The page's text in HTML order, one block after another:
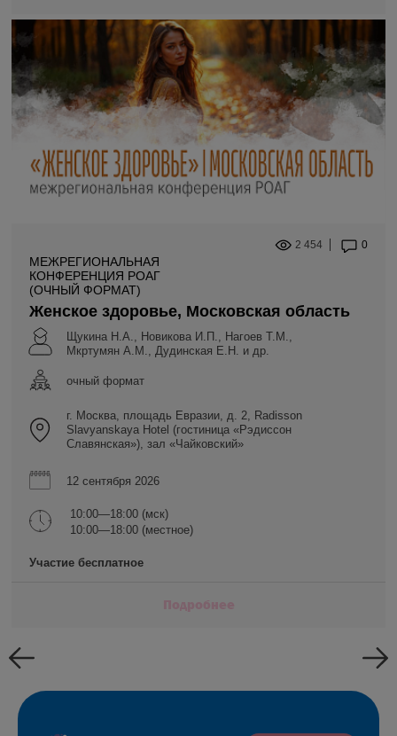
2 454 0
МЕЖРЕГИОНАЛЬНАЯ
КОНФЕРЕНЦИЯ РОАГ
(ОЧНЫЙ ФОРМАТ)
Женское здоровье, Московская область
Щукина Н.А., Новикова И.П., Нагоев Т.М.,
Мкртумян А.М., Дудинская Е.Н. и др.
очный формат
г. Москва, площадь Евразии, д. 2, Radisson
Slavyanskaya Hotel (гостиница «Рэдиссон
Славянская»), зал «Чайковский»
12 сентября 2026
10:00—18:00 (мск)
10:00—18:00 (местное)
Участие бесплатное
Подробнее